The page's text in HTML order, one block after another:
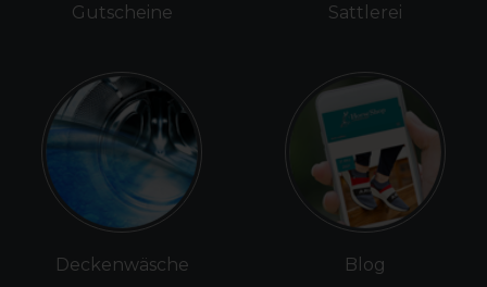
Gutscheine
Deckenwäsche
Sattlerei
Blog